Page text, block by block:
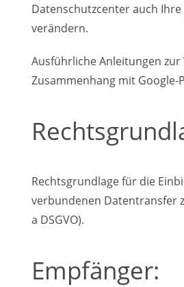
Datenschutzcenter auch
verändern.
Ausführliche Anleitungen
Zusammenhang mit Google-
Rechtsgrundlage für die
verbundenen Datentransfer
a DSGVO).
Empfänger: